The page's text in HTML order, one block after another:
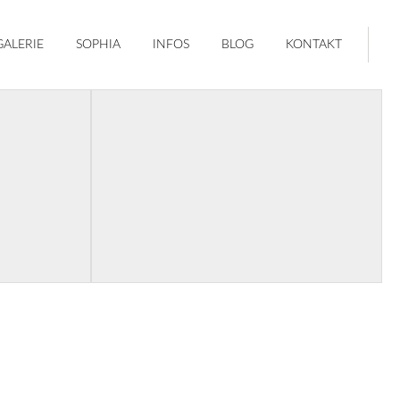
SOPHIA INFOS BLOG KONTAKT